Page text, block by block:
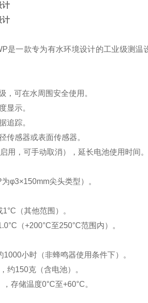
计
计
是一款专为有水环境设计的工业级测
，可在水周围安全使用。
显示。
追踪。
传感器或表面传感器。
用，可手动取消），延长电池使用时间。
φ3×150mm尖头类型）。
（其他范围）。
（+200°C至250°C范围内）。
小时（非蜂鸣器使用条件下）。
约150克（含电池）。
存储温度0°C至+60°C。